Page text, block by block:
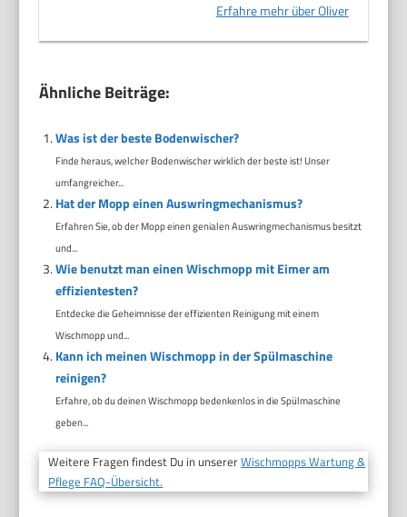
Erfahre mehr über Oliver
Ähnliche Beiträge:
Was ist der beste Bodenwischer?
Finde heraus, welcher Bodenwischer wirklich der beste ist! Unser
umfangreicher...
Hat der Mopp einen Auswringmechanismus?
Erfahren Sie, ob der Mopp einen genialen Auswringmechanismus besitzt
und...
Wie benutzt man einen Wischmopp mit Eimer am
effizientesten?
Entdecke die Geheimnisse der effizienten Reinigung mit einem
Wischmopp und...
Kann ich meinen Wischmopp in der Spülmaschine
reinigen?
Erfahre, ob du deinen Wischmopp bedenkenlos in die Spülmaschine
geben...
Weitere Fragen findest Du in unsererWischmopps Wartung &
Pflege FAQ-Übersicht.